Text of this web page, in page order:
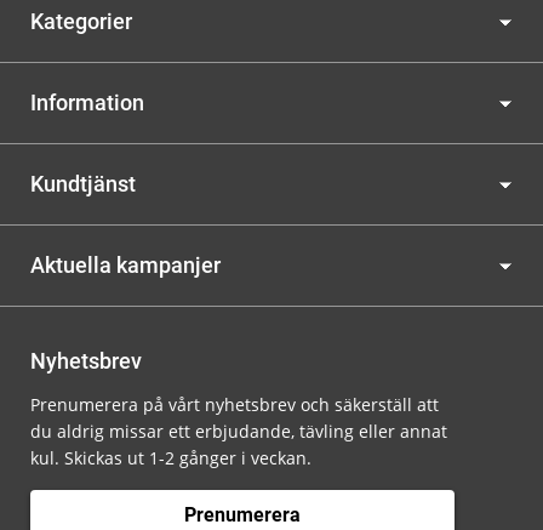
Kategorier
Information
Kundtjänst
Aktuella kampanjer
Nyhetsbrev
Prenumerera på vårt nyhetsbrev och säkerställ att
du aldrig missar ett erbjudande, tävling eller annat
kul. Skickas ut 1-2 gånger i veckan.
Prenumerera